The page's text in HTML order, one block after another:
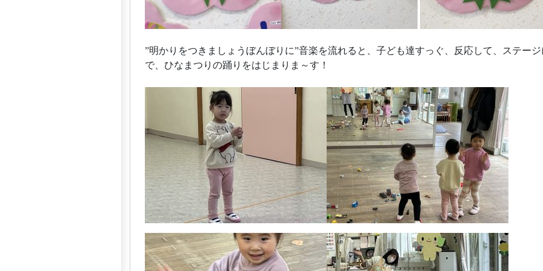
”明かりをつきましょうぼんぼりに”音楽を流れると、子ども達すっぐ、反応して、ステー
で、ひなまつりの踊りをはじまりま～す！